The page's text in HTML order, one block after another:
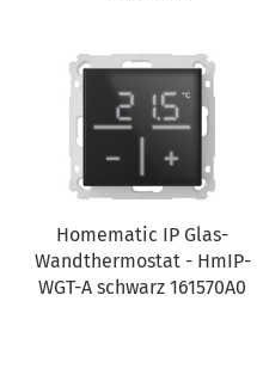
Homematic IP Glas-
Wandthermostat - HmIP-
WGT-A schwarz 161570A0